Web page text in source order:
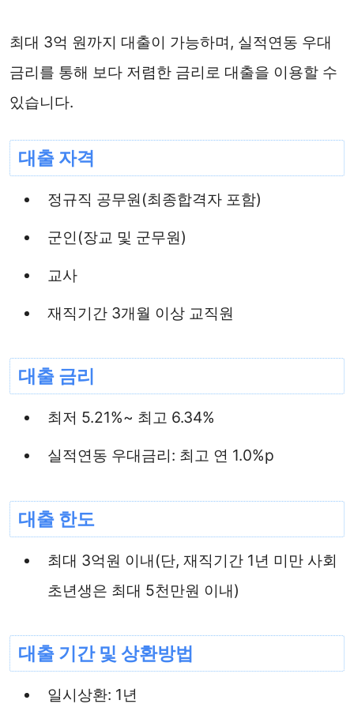
최대 3억 원까지 대출이 가능하며, 실적연동 우대
금리를 통해 보다 저렴한 금리로 대출을 이용할 수
있습니다.
대출 자격
정규직 공무원(최종합격자 포함)
군인(장교 및 군무원)
교사
재직기간 3개월 이상 교직원
대출 금리
최저 5.21%~ 최고 6.34%
실적연동 우대금리: 최고 연 1.0%p
대출 한도
최대 3억원 이내(단, 재직기간 1년 미만 사회
초년생은 최대 5천만원 이내)
대출 기간 및 상환방법
일시상환: 1년